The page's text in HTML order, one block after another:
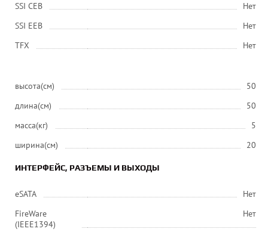
SSI CEB
Нет
SSI EEB
Нет
ТFХ
Нет
высота(см)
50
длина(см)
50
масса(кг)
5
ширина(см)
20
ИНТЕРФЕЙС, РАЗЪЕМЫ И ВЫХОДЫ
eSATA
Нет
FireWare
(IEEE1394)
Нет